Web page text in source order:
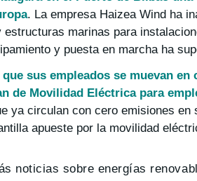
. La empresa Haizea Wind ha
marinas para
y puesta en marcha ha
que sus empleados se muevan
de Movilidad Eléctrica para
ya circulan con cero emisiones
apueste por la movilidad
noticias sobre energías